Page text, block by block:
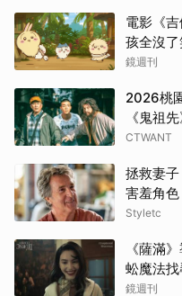
電影《
孩全沒
童年陰影
鏡週刊
2026桃
《鬼祖
CTWANT
拯救妻
害羞角色
Styletc
《薩滿
蚣魔法
鏡週刊